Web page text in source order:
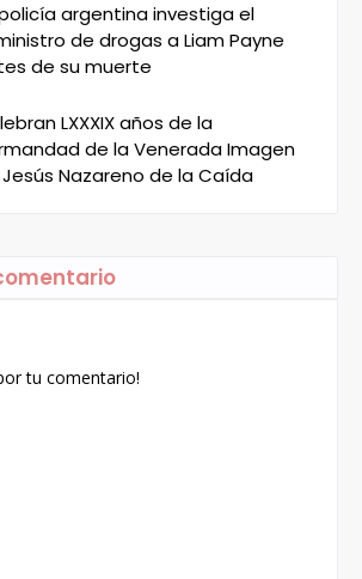
argentina investiga el
de drogas a Liam Payne
de su muerte
LXXXIX años de la
de la Venerada Imagen
Nazareno de la Caída
tu comentario!